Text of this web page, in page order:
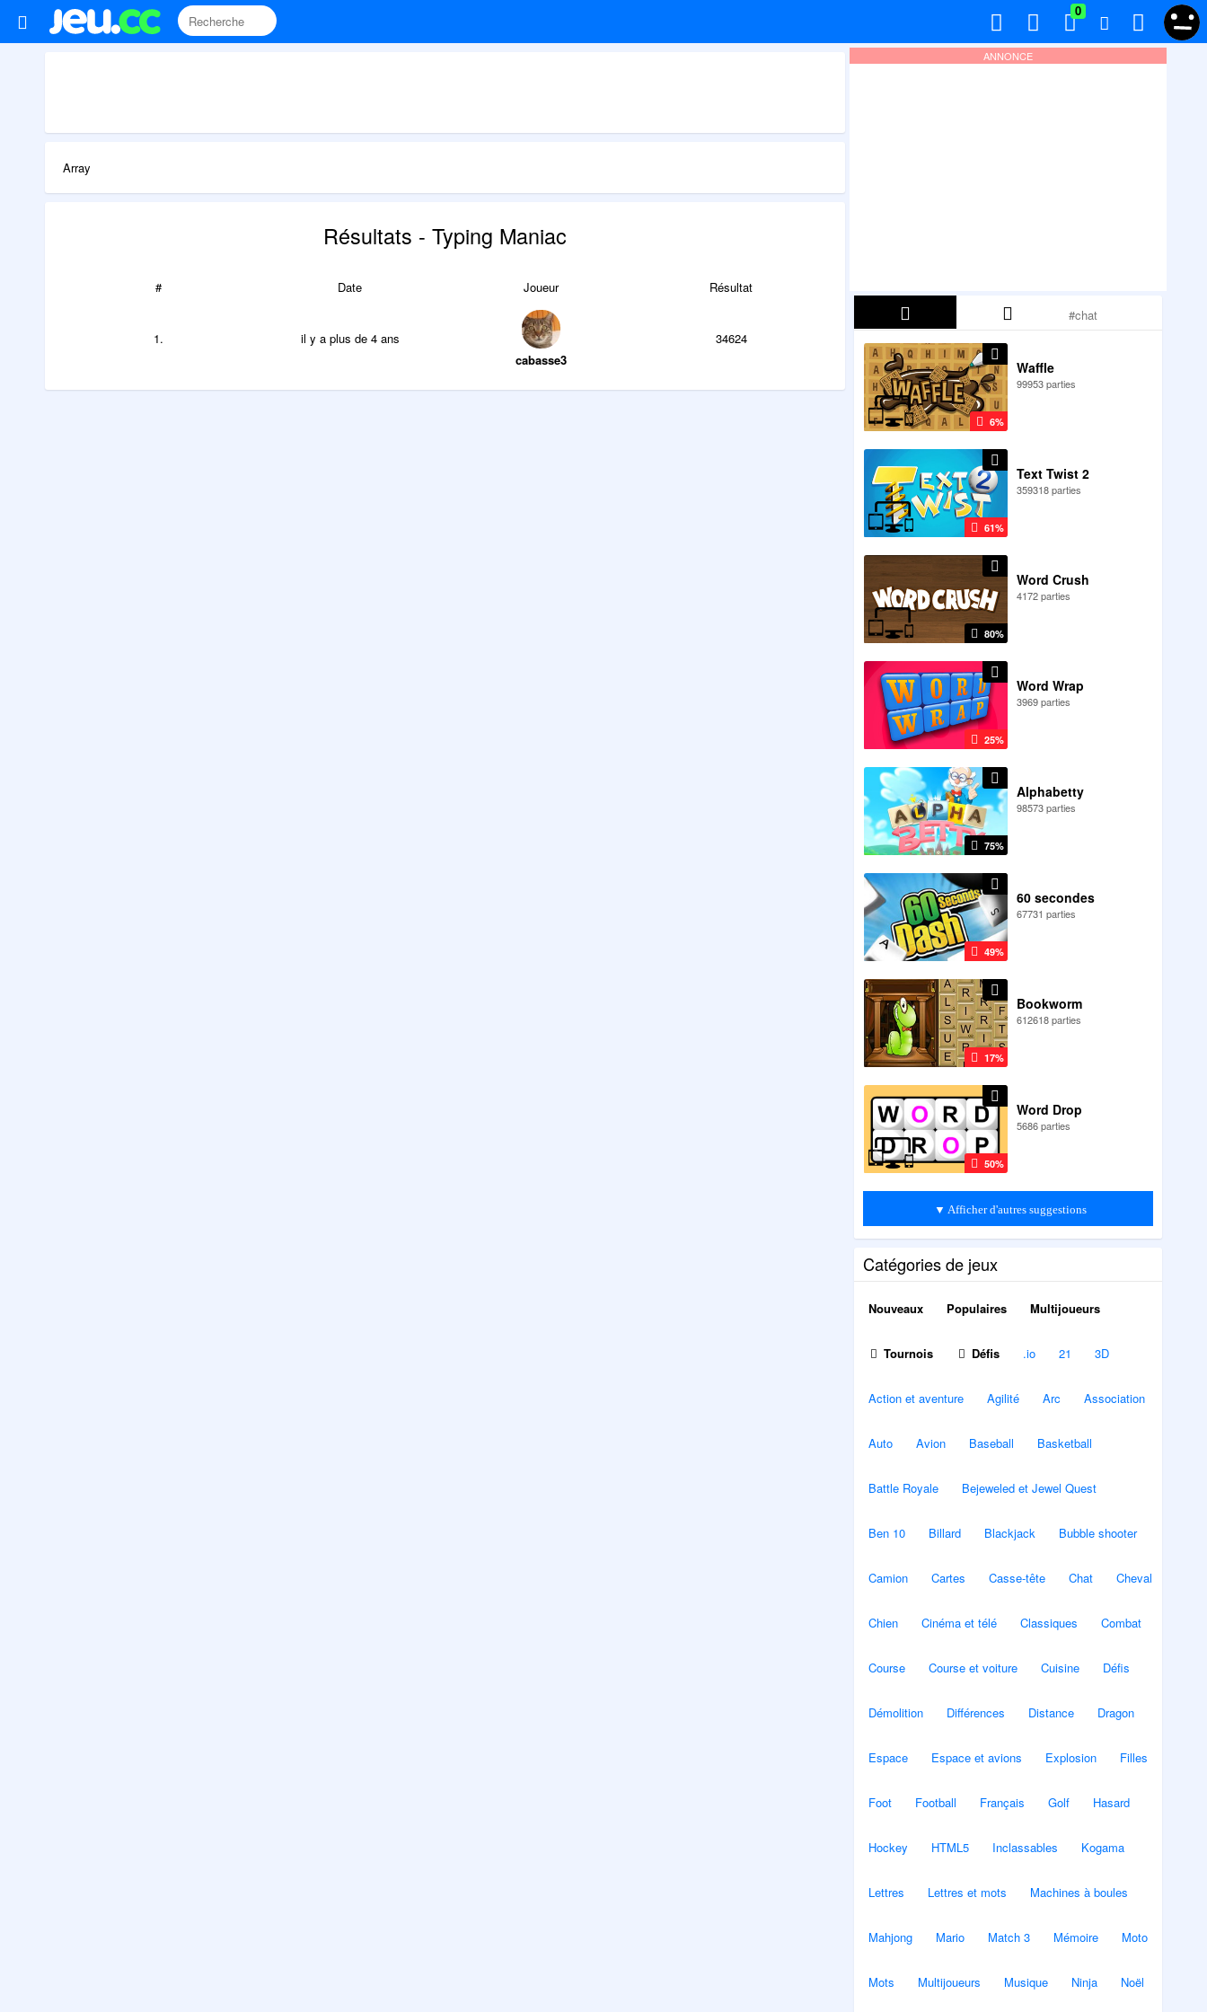
0
Array
Résultats - Typing Maniac
# Date Joueur Résultat
1.
il y a plus de 4 ans
cabasse3
34624
ANNONCE
6%
Waffle
99953 parties
61%
Text Twist 2
359318 parties
80%
Word Crush
4172 parties
25%
Word Wrap
3969 parties
75%
Alphabetty
98573 parties
49%
60 secondes
67731 parties
17%
Bookworm
612618 parties
50%
Word Drop
5686 parties
▼ Afficher d'autres suggestions
Catégories de jeux
Nouveaux Populaires Multijoueurs
Tournois Défis .io 21 3D
Action et aventure Agilité Arc Association
Auto Avion Baseball Basketball
Battle Royale Bejeweled et Jewel Quest
Ben 10 Billard Blackjack Bubble shooter
Camion Cartes Casse-tête Chat Cheval
Chien Cinéma et télé Classiques Combat
Course Course et voiture Cuisine Défis
Démolition Différences Distance Dragon
Espace Espace et avions Explosion Filles
Foot Football Français Golf Hasard
Hockey HTML5 Inclassables Kogama
Lettres Lettres et mots Machines à boules
Mahjong Mario Match 3 Mémoire Moto
Mots Multijoueurs Musique Ninja Noël